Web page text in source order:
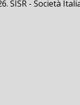
SISR - Società